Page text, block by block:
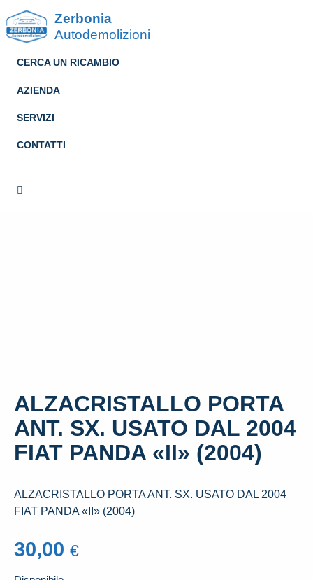
Zerbonia
Autodemolizioni
CERCA UN RICAMBIO
AZIENDA
SERVIZI
CONTATTI
ALZACRISTALLO PORTA
ANT. SX. USATO DAL 2004
FIAT PANDA «II» (2004)
ALZACRISTALLO PORTA ANT. SX. USATO DAL 2004
FIAT PANDA «II» (2004)
30,00 €